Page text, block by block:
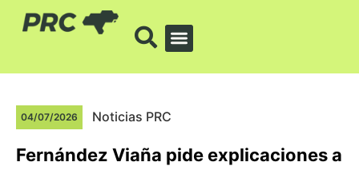
04/07/2026 Noticias PRC
Fernández Viaña pide explicaciones a